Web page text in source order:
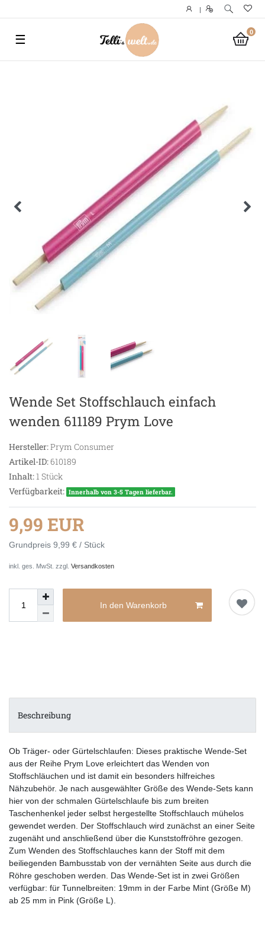
|
0
☰
Wende Set Stoffschlauch einfach
wenden 611189 Prym Love
Hersteller:Prym Consumer
Artikel-ID:610189
Inhalt:1 Stück
Verfügbarkeit: Innerhalb von 3-5 Tagen lieferbar.
9,99 EUR
Grundpreis 9,99 € / Stück
inkl. ges. MwSt. zzgl. Versandkosten
In den Warenkorb
Beschreibung
Ob Träger- oder Gürtelschlaufen: Dieses praktische Wende-Set
aus der Reihe Prym Love erleichtert das Wenden von
Stoffschläuchen und ist damit ein besonders hilfreiches
Nähzubehör. Je nach ausgewählter Größe des Wende-Sets kann
hier von der schmalen Gürtelschlaufe bis zum breiten
Taschenhenkel jeder selbst hergestellte Stoffschlauch mühelos
gewendet werden. Der Stoffschlauch wird zunächst an einer Seite
zugenäht und anschließend über die Kunststoffröhre gezogen.
Zum Wenden des Stoffschlauches kann der Stoff mit dem
beiliegenden Bambusstab von der vernähten Seite aus durch die
Röhre geschoben werden. Das Wende-Set ist in zwei Größen
verfügbar: für Tunnelbreiten: 19mm in der Farbe Mint (Größe M)
ab 25 mm in Pink (Größe L).